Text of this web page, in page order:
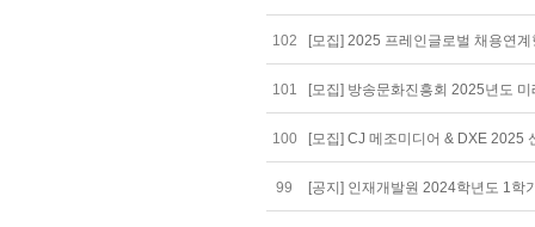
102 [모집] 2025 프레인글로벌 채용연
101 [모집] 방송문화진흥회 2025년도
100 [모집] CJ 메조미디어 & DXE 2025
99 [공지] 인재개발원 2024학년도 1학